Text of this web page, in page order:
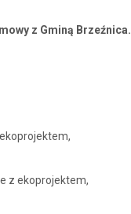
z Gminą Brzeźnica.
z ekoprojektem,